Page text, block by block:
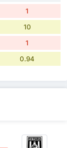
1
10
1
0.94